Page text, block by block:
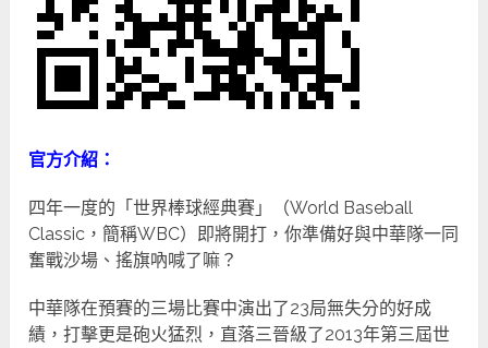
官方介紹：
四年一度的「世界棒球經典賽」（World Baseball
Classic，簡稱WBC）即將開打，你準備好與中華隊一同
奮戰沙場、搖旗吶喊了嘛？
中華隊在預賽的三場比賽中演出了23局無失分的好成
績，打擊更是砲火猛烈，直落三晉級了2013年第三屆世